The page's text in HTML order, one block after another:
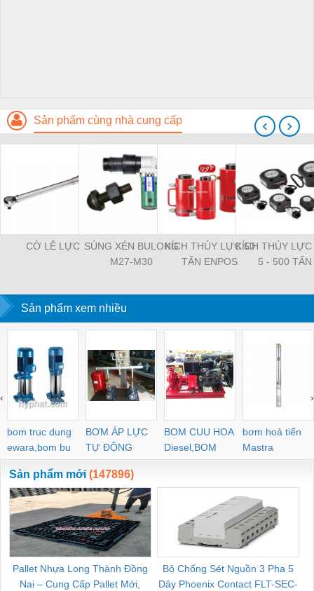
Sản phẩm cùng nhà cung cấp
CỜ LÊ LỰC SÚNG XÉN BULONG
M27-M30
KÍCH THỦY LỰC 50
TẤN ENPOS
KÍCH THỦY
5 - 500 TẤN
‹ ›
Sản phẩm xem nhiều
bom truc dung
ewara,bom bu
ewara
BƠM ÁP LỰC
TỰ ĐỘNG
BOM CUU HOA
Diesel,BOM
CHUA CHAY
bơm hoả tiển
Mastra
‹ ›
Sản phẩm mới (147896)
Pallet Nhựa Long Thành Đồng
Nai – Cung Cấp Pallet Mới,
Bộ Chống Sét Nguồn 3 Pha 5
Dây Phoenix Contact FLT-SEC-